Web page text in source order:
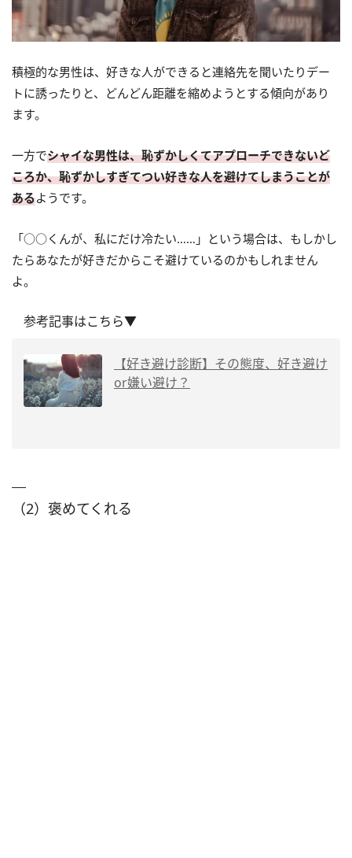
積極的な男性は、好きな人ができると連絡先を聞いたりデー
トに誘ったりと、どんどん距離を縮めようとする傾向があり
ます。
一方でシャイな男性は、恥ずかしくてアプローチできないど
ころか、恥ずかしすぎてつい好きな人を避けてしまうことが
あるようです。
「○○くんが、私にだけ冷たい……」という場合は、もしかし
たらあなたが好きだからこそ避けているのかもしれません
よ。
参考記事はこちら▼
【好き避け診断】その態度、好き避け
or嫌い避け？
（2）褒めてくれる